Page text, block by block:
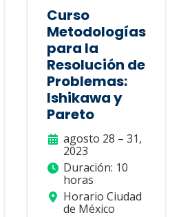
Curso
Metodologías
para la
Resolución de
Problemas:
Ishikawa y
Pareto
agosto 28 – 31,
2023
Duración: 10
horas
Horario Ciudad
de México